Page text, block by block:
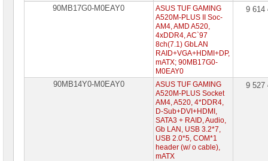
90MB17G0-M0EAY0
ASUS TUF GAMING
A520M-PLUS II Soc-
AM4, AMD A520,
4xDDR4, AC`97
8ch(7.1) GbLAN
RAID+VGA+HDMI+DP,
mATX; 90MB17G0-
M0EAY0
9
90MB14Y0-M0EAY0
ASUS TUF GAMING
A520M-PLUS Socket
AM4, A520, 4*DDR4,
D-Sub+DVI+HDMI,
SATA3 + RAID, Audio,
Gb LAN, USB 3.2*7,
USB 2.0*5, COM*1
header (w/ o cable),
mATX
9